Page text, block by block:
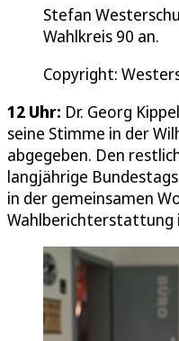
Stefan
Wahlkreis 90 an.
Copyright:
12 Uhr: Dr. Georg
seine Stimme in der
abgegeben. Den
langjährige
in der gemeinsamen
Wahlberichterstattung